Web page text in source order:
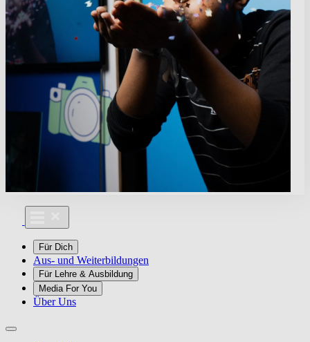
Für Dich
Aus- und Weiterbildungen
Für Lehre & Ausbildung
Media For You
Über Uns